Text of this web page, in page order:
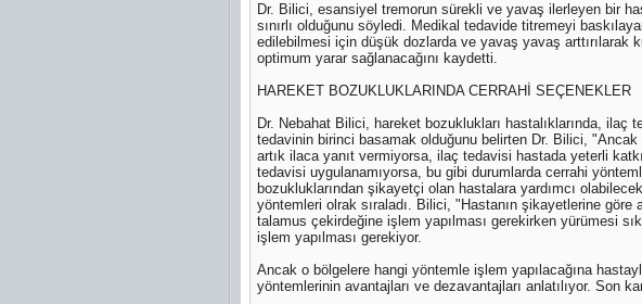
Dr. Bilici, esansiyel tremorun sürekli ve yavaş ilerleyen bir
sınırlı olduğunu söyledi. Medikal tedavide titremeyi
edilebilmesi için düşük dozlarda ve yavaş yavaş arttırılarak
optimum yarar sağlanacağını kaydetti.
HAREKET BOZUKLUKLARINDA CERRAHİ SEÇENEKLER
Dr. Nebahat Bilici, hareket bozuklukları hastalıklarında,
tedavinin birinci basamak olduğunu belirten Dr. Bilici,
artık ilaca yanıt vermiyorsa, ilaç tedavisi hastada yeterli
tedavisi uygulanamıyorsa, bu gibi durumlarda cerrahi
bozukluklarından şikayetçi olan hastalara yardımcı
yöntemleri olrak sıraladı. Bilici, "Hastanın şikayetlerine
talamus çekirdeğine işlem yapılması gerekirken yürümesi
işlem yapılması gerekiyor.
Ancak o bölgelere hangi yöntemle işlem yapılacağına
yöntemlerinin avantajları ve dezavantajları anlatılıyor. Son